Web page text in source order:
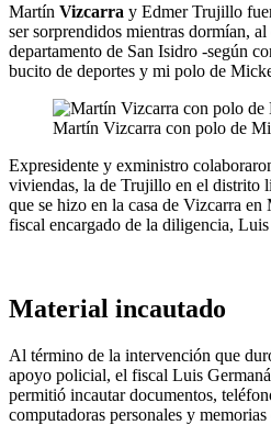
Martín Vizcarra y Edmer Trujillo
ser sorprendidos mientras dormían,
departamento de San Isidro -según
bucito de deportes y mi polo de
Martín Vizcarra con polo de
Expresidente y exministro
viviendas, la de Trujillo en el distrito
que se hizo en la casa de Vizcarra
fiscal encargado de la diligencia,
Material incautado
Al término de la intervención que
apoyo policial, el fiscal Luis
permitió incautar documentos,
computadoras personales y